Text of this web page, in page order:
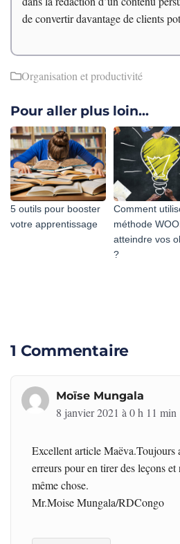
de convertir davantage de clients
Organisation et productivité
Pour aller plus loin...
5 outils pour booster
votre apprentissage
Comment
méthode
atteindre vos
?
1 Commentaire
Moïse Mungala
8 janvier 2021 à 0 h 11 min
Excellent article Maëva.Toujours
erreurs pour en tirer des leçons
même chose.
Mr.Moise Mungala/RDCongo